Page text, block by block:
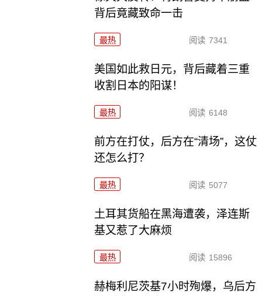
背后竟藏致命一击
最热 阅读 7341
美国如此救日元，背后藏着三重
收割日本的阳谋！
最热 阅读 6148
前方在打仗，后方在“清场”，这仗
还怎么打？
最热 阅读 5077
土耳其货船在黑海遭袭，泽连斯
基又惹了大麻烦
最热 阅读 15896
赫梅利尼茨基7小时殉爆，乌后方